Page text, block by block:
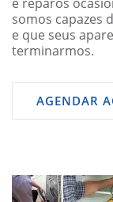
somos capazes
e que seus
terminarmos.
AGENDAR